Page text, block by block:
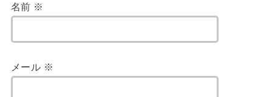
名前 ※
メール ※